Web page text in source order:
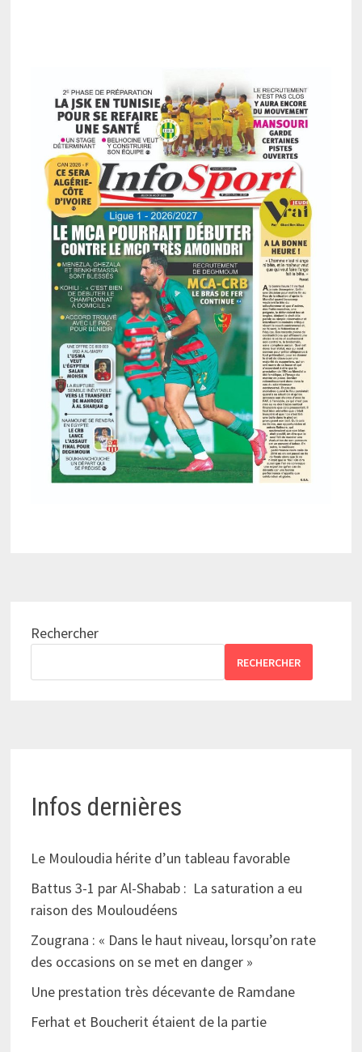
Rechercher
RECHERCHER
Infos dernières
Le Mouloudia hérite d’un tableau favorable
Battus 3-1 par Al-Shabab : La saturation a eu
raison des Mouloudéens
Zougrana : « Dans le haut niveau, lorsqu’on rate
des occasions on se met en danger »
Une prestation très décevante de Ramdane
Ferhat et Boucherit étaient de la partie